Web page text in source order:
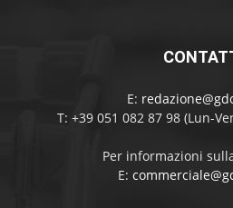
E:
T: +39 051 082 87 98 (Lun-
Per informazioni
E: